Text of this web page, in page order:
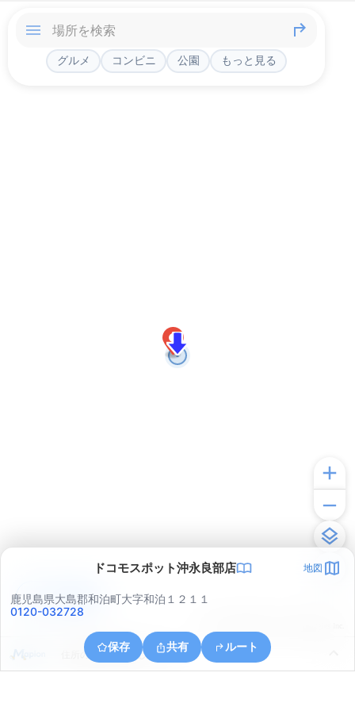
グルメ コンビニ 公園 もっと見る
ドコモスポット沖永良部店 地図
鹿児島県大島郡和泊町大字和泊１２１１
0120-032728
保存 共有 ルート
住所の取得に失敗しました
アプリで見る